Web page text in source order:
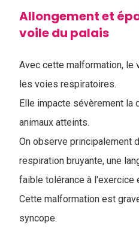
Allongement et
voile du palais
Avec cette malformation, le
les voies respiratoires.
Elle impacte sévèrement la
animaux atteints.
On observe principalement
respiration bruyante, une
faible tolérance à l'exercice
Cette malformation est
syncope.